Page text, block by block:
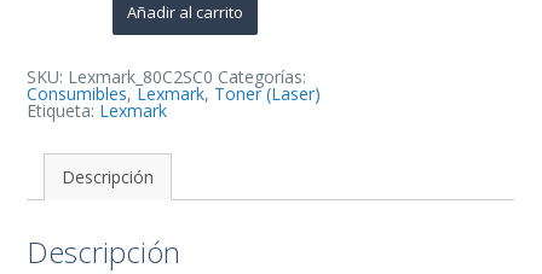
80C2SC0/80C2SCE/802SC
cantidad
Añadir al carrito
SKU: Lexmark_80C2SC0 Categorías:
Consumibles, Lexmark, Toner (Laser)
Etiqueta: Lexmark
Descripción
Descripción